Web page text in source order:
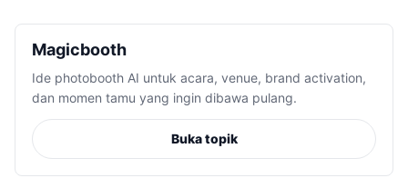
Magicbooth
Ide photobooth AI untuk acara, venue, brand activation,
dan momen tamu yang ingin dibawa pulang.
Buka topik